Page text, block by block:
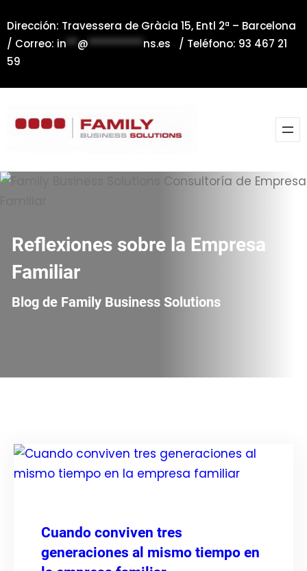
al
contenido
Dirección: Travessera de Gràcia 15, Entl 2ª – Barcelona
/ Correo: in**@**********ns.es / Teléfono: 93 467 21
59
Reflexiones sobre la Empresa
Familiar
Blog de Family Business Solutions
Cuando conviven tres
generaciones al mismo tiempo en